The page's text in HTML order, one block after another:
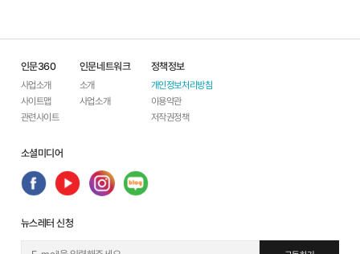
인문360
사업소개
사이트맵
관련사이트
인문네트워크
소개
사업소개
정책정보
개인정보처리방침
이용약관
저작권정책
소셜미디어
뉴스레터 신청